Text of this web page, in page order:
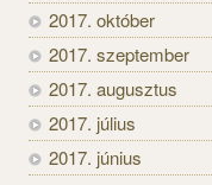
2017. október
2017. szeptember
2017. augusztus
2017. július
2017. június